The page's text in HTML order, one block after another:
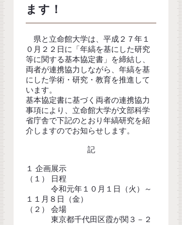
ます！
県と立命館大学は、平成２７年１
０月２２日に「年縞を基にした研究
等に関する基本協定書」を締結し、
両者が連携協力しながら、年縞を基
にした学術・研究・教育を推進して
います。
基本協定書に基づく両者の連携協力
事項により、立命館大学が文部科学
省庁舎で下記のとおり年縞研究を紹
介しますのでお知らせします。
記
１ 企画展示
（１） 日程
令和元年１０月１日（火）～
１１月８日（金）
（２） 会場
東京都千代田区霞が関３－２